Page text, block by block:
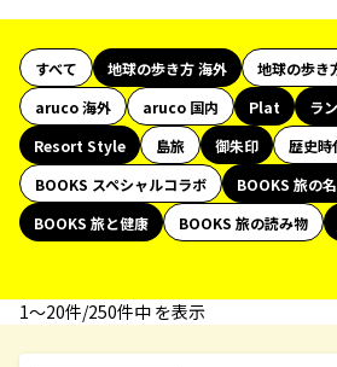
すべて 地球の歩き方 海外
地球の歩き
aruco 海外
aruco 国内 Plat
ラ
Resort Style
島旅 御朱印 歴史時
BOOKS スペシャルコラボ
BOOKS 旅の
BOOKS 旅と健康
BOOKS 旅の読み物
1〜20件/250件中 を表示